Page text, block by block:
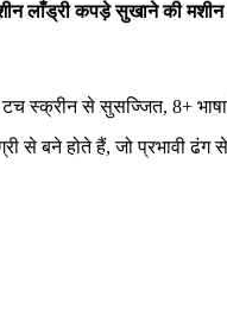
लाँड्री कपड़े सुखाने की
स्क्रीन से सुसज्जित, 8+
से बने होते हैं, जो प्रभावी